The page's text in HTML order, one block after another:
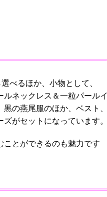
べるほか、小物として、
ネックレス＆一粒パールイ
の燕尾服のほか、ベスト、
がセットになっています。
ことができるのも魅力です